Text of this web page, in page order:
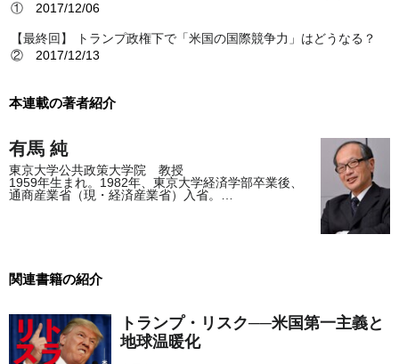
① 2017/12/06
【最終回】 トランプ政権下で「米国の国際競争力」はどうなる？
② 2017/12/13
本連載の著者紹介
有馬 純
東京大学公共政策大学院 教授
1959年生まれ。1982年、東京大学経済学部卒業後、
通商産業省（現・経済産業省）入省。…
関連書籍の紹介
トランプ・リスク──米国第一主義と
地球温暖化